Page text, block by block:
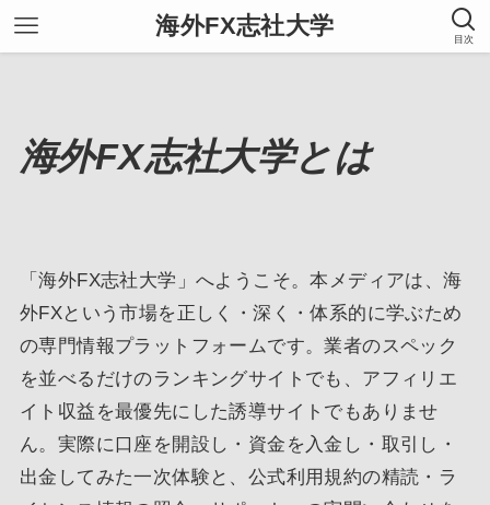
海外FX志社大学 目次
海外FX志社大学とは
「海外FX志社大学」へようこそ。本メディアは、海
外FXという市場を正しく・深く・体系的に学ぶため
の専門情報プラットフォームです。業者のスペック
を並べるだけのランキングサイトでも、アフィリエ
イト収益を最優先にした誘導サイトでもありませ
ん。実際に口座を開設し・資金を入金し・取引し・
出金してみた一次体験と、公式利用規約の精読・ラ